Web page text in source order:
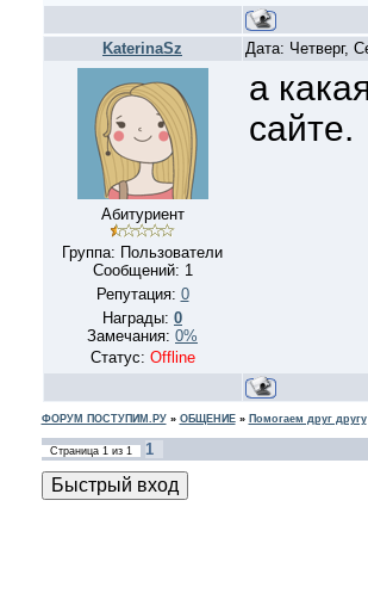
KaterinaSz Дата: Четверг,
Абитуриент
Группа: Пользователи
Сообщений: 1
Репутация: 0
Награды: 0
Замечания: 0%
Статус: Offline
а
сайте.
ФОРУМ ПОСТУПИМ.РУ» ОБЩЕНИЕ» Помогаем друг другу
Страница 1из 1 1